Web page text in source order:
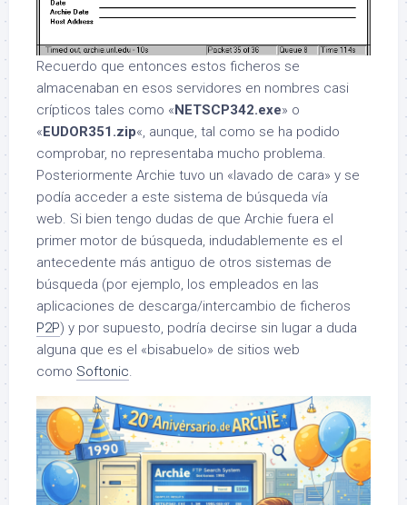
Recuerdo que entonces estos ficheros se
almacenaban en esos servidores en nombres casi
crípticos tales como «NETSCP342.exe» o
«EUDOR351.zip«, aunque, tal como se ha podido
comprobar, no representaba mucho problema.
Posteriormente Archie tuvo un «lavado de cara» y se
podía acceder a este sistema de búsqueda vía
web. Si bien tengo dudas de que Archie fuera el
primer motor de búsqueda, indudablemente es el
antecedente más antiguo de otros sistemas de
búsqueda (por ejemplo, los empleados en las
aplicaciones de descarga/intercambio de ficheros
P2P) y por supuesto, podría decirse sin lugar a duda
alguna que es el «bisabuelo» de sitios web
como Softonic.